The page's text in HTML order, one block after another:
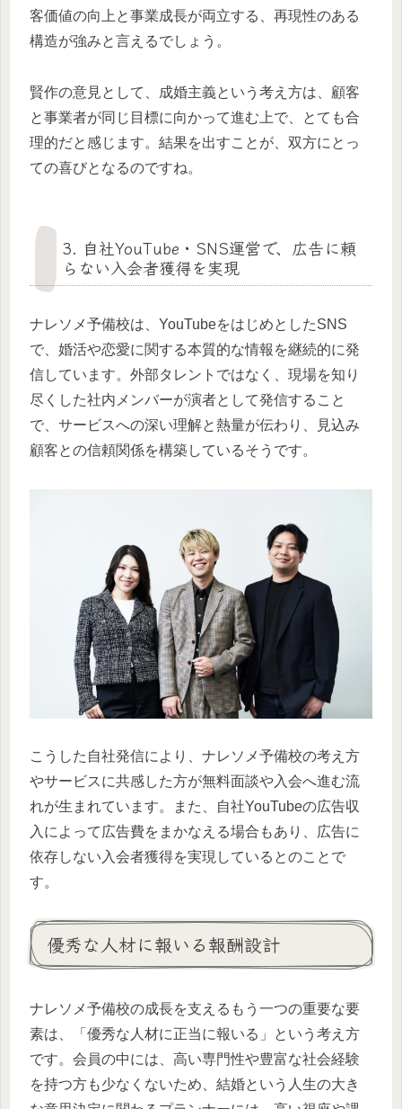
客価値の向上と事業成長が両立する、再現性のある
構造が強みと言えるでしょう。
賢作の意見として、成婚主義という考え方は、顧客
と事業者が同じ目標に向かって進む上で、とても合
理的だと感じます。結果を出すことが、双方にとっ
ての喜びとなるのですね。
3. 自社YouTube・SNS運営で、広告に頼
らない入会者獲得を実現
ナレソメ予備校は、YouTubeをはじめとしたSNS
で、婚活や恋愛に関する本質的な情報を継続的に発
信しています。外部タレントではなく、現場を知り
尽くした社内メンバーが演者として発信すること
で、サービスへの深い理解と熱量が伝わり、見込み
顧客との信頼関係を構築しているそうです。
こうした自社発信により、ナレソメ予備校の考え方
やサービスに共感した方が無料面談や入会へ進む流
れが生まれています。また、自社YouTubeの広告収
入によって広告費をまかなえる場合もあり、広告に
依存しない入会者獲得を実現しているとのことで
す。
優秀な人材に報いる報酬設計
ナレソメ予備校の成長を支えるもう一つの重要な要
素は、「優秀な人材に正当に報いる」という考え方
です。会員の中には、高い専門性や豊富な社会経験
を持つ方も少なくないため、結婚という人生の大き